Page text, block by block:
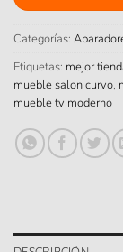
Categorías:
Etiquetas: mejor
mueble salon curvo,
mueble tv moderno